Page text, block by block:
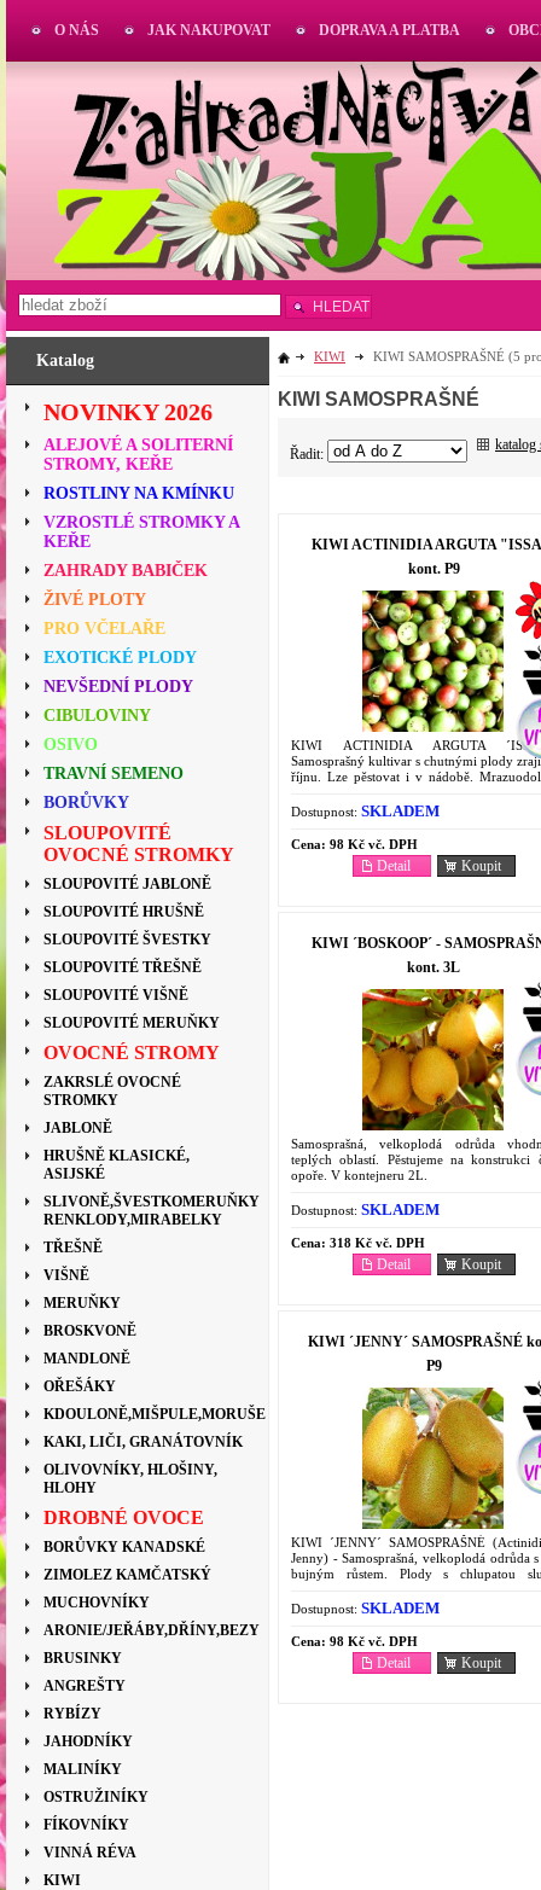
Katalog
NOVINKY 2026
ALEJOVÉ A SOLITERNÍ
STROMY, KEŘE
ROSTLINY NA KMÍNKU
VZROSTLÉ STROMKY A
KEŘE
ZAHRADY BABIČEK
ŽIVÉ PLOTY
PRO VČELAŘE
EXOTICKÉ PLODY
NEVŠEDNÍ PLODY
CIBULOVINY
OSIVO
TRAVNÍ SEMENO
BORŮVKY
SLOUPOVITÉ
OVOCNÉ STROMKY
SLOUPOVITÉ JABLONĚ
SLOUPOVITÉ HRUŠNĚ
SLOUPOVITÉ ŠVESTKY
SLOUPOVITÉ TŘEŠNĚ
SLOUPOVITÉ VIŠNĚ
SLOUPOVITÉ MERUŇKY
OVOCNÉ STROMY
ZAKRSLÉ OVOCNÉ
STROMKY
JABLONĚ
HRUŠNĚ KLASICKÉ,
ASIJSKÉ
SLIVONĚ,ŠVESTKOMERUŇKY
RENKLODY,MIRABELKY
TŘEŠNĚ
VIŠNĚ
MERUŇKY
BROSKVONĚ
MANDLONĚ
OŘEŠÁKY
KDOULONĚ,MIŠPULE,MORUŠE
KAKI, LIČI, GRANÁTOVNÍK
OLIVOVNÍKY, HLOŠINY,
HLOHY
DROBNÉ OVOCE
BORŮVKY KANADSKÉ
ZIMOLEZ KAMČATSKÝ
MUCHOVNÍKY
ARONIE/JEŘÁBY,DŘÍNY,BEZY
BRUSINKY
ANGREŠTY
RYBÍZY
JAHODNÍKY
MALINÍKY
OSTRUŽINÍKY
FÍKOVNÍKY
VINNÁ RÉVA
KIWI
KIWI KIWI SAMOSPRAŠNÉ (5
KIWI SAMOSPRAŠNÉ
Řadit:
katalog
KIWI ACTINIDIA ARGUTA
kont. P9
KIWI ACTINIDIA ARGUTA
Samosprašný kultivar s chutnými plody
říjnu. Lze pěstovat i v nádobě.
Dostupnost: SKLADEM
Cena: 98 Kč vč. DPH
Koupit
Detail
KIWI ´BOSKOOP´ -
kont. 3L
Samosprašná, velkoplodá odrůda
teplých oblastí. Pěstujeme na konstrukci
opoře. V kontejneru 2L.
Dostupnost: SKLADEM
Cena: 318 Kč vč. DPH
Koupit
Detail
KIWI ´JENNY´ SAMOSPRAŠNÉ
P9
KIWI ´JENNY´ SAMOSPRAŠNÉ
Jenny) - Samosprašná, velkoplodá odrůda
bujným růstem. Plody s chlupatou
Dostupnost: SKLADEM
Cena: 98 Kč vč. DPH
Koupit
Detail
O NÁS JAK NAKUPOVAT DOPRAVA A PLATBA
HLEDAT